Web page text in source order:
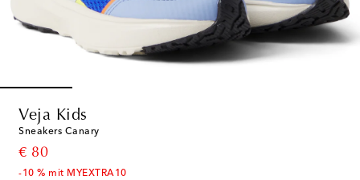
Veja Kids
Sneakers Canary
€ 80
original price
-10 % mit MYEXTRA10